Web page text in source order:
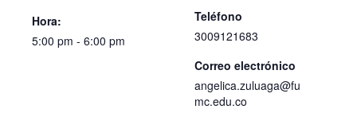
Hora:
5:00 pm - 6:00 pm
Teléfono
3009121683
Correo electrónico
angelica.zuluaga@fu
mc.edu.co